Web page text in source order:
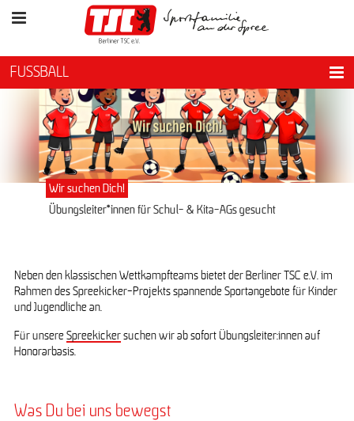
FUSSBALL
Wir suchen Dich!
Übungsleiter*innen für Schul- & Kita-AGs gesucht
Neben den klassischen Wettkampfteams bietet der Berliner TSC e.V. im
Rahmen des Spreekicker-Projekts spannende Sportangebote für Kinder
und Jugendliche an.
Für unsere Spreekickersuchen wir ab sofort Übungsleiter:innen auf
Honorarbasis.
Was Du bei uns bewegst